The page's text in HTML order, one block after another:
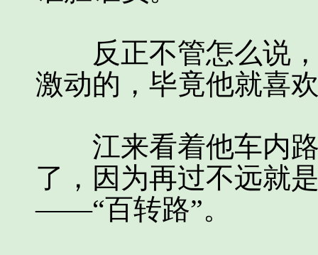
反正不管怎么说，
激动的，毕竟他就喜
江来看着他车内路
了，因为再过不远就
——“百转路”。